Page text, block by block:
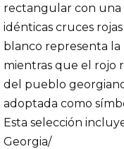
rectangular con una
idénticas cruces
blanco representa
mientras que el rojo
del pueblo
adoptada como
Esta selección
Georgia/